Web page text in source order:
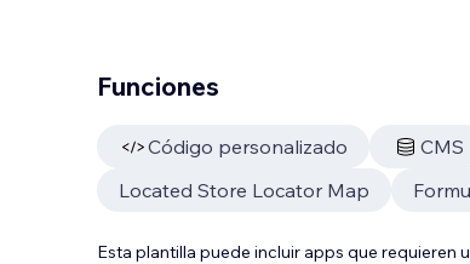
Funciones
Código personalizado CMS
Located Store Locator Map
Esta plantilla puede incluir apps que